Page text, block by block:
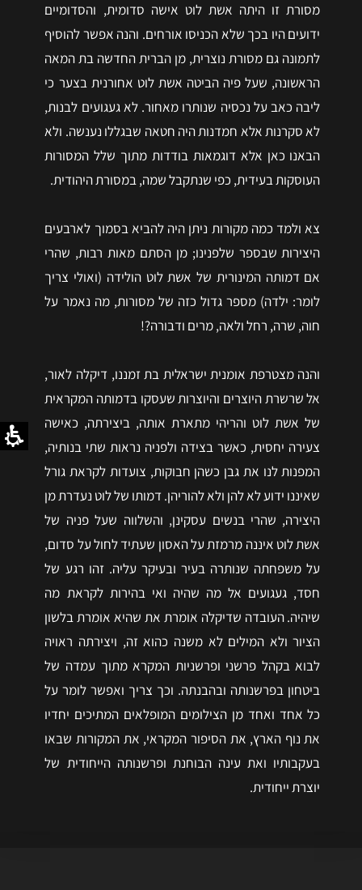
מסורת זו היתה אשת לוט אישה סדומית, והסדומיים
ידועים היו בכך שלא הכניסו אורחים. והנה אפשר להוסיף
לתמונה גם מסורת נוצרית, מן הברית החדשה בת המאה
הראשונה, שעל פיה הביטה אשת לוט אחורנית בצער כי
ליבה כאב על נכסיה שנותרו מאחור. לא געגועים לבנות,
לא סקרנות אלא חמדנות היה חטאה שבגללו נענשה. ולא
הבאנו כאן אלא דוגמאות בודדות מתוך שלל המסורות
העוסקות בעידית, כפי שנתקבל שמה, במסורת היהודית.
צא ולמד כמה מקורות ניתן היה להביא בסמוך לארבעים
היצירות שבספר שלפנינו; מן הסתם מאות רבות, שהרי
אם דמותה המינורית של אשת לוט הולידה (ואולי צריך
לומר: ילדה) מספר גדול כזה של מסורות, מה נאמר על
חוה, שרה, רחל ולאה, מרים ודבורה?!
והנה מצטרפת אומנית ישראלית בת זמננו, דיקלה לאור,
אל שרשרת היוצרים והיוצרות שעסקו בדמותה המקראית
של אשת לוט והריהי מתארת אותה, ביצירתה, כאישה
צעירה יחסית, כאשר בצידה ולפניה נראות שתי בנותיה,
המפנות לנו את גבן כשהן חבוקות, צועדות לקראת גורל
שאיננו ידוע לא להן ולא להוריהן. דמותו של לוט נעדרת מן
היצירה, שהרי בנשים עסקינן, והשלווה שעל פניה של
אשת לוט איננה מרמזת על האסון שעתיד לחול על סדום,
על משפחתה שנותרה בעיר ובעיקר עליה. זהו רגע של
חסד, געגועים אל מה שהיה ואי בהירות לקראת מה
שיהיה. העובדה שדיקלה אומרת את שהיא אומרת בלשון
הציור ולא המילים לא משנה כהוא זה, ויצירתה ראויה
לבוא בקהל פרשני ופרשניות המקרא מתוך עמדה של
ביטחון בפרשנותה ובהבנתה. וכך צריך ואפשר לומר על
כל אחד ואחד מן הצילומים המופלאים המתיכים יחדיו
את נוף הארץ, את הסיפור המקראי, את המקורות שבאו
בעקבותיו ואת עינה הבוחנת ופרשנותה הייחודית של
יוצרת ייחודית.